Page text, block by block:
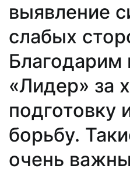
выявление
слабых
Благодарим
«Лидер» за
подготовку
борьбу.
очень